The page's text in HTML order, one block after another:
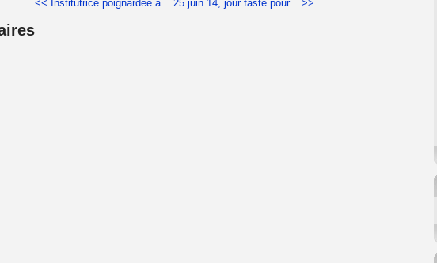
<< Institutrice poignardée à...
25 juin 14, jour faste pour... >>